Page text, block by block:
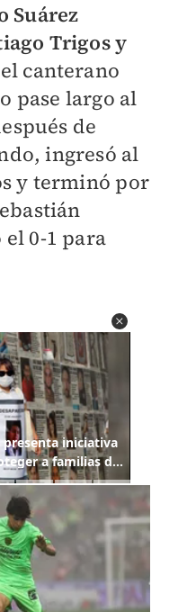
Suárez
Trigos y
el canterano
pase largo al
de
ingresó al
y terminó por
0-1 para